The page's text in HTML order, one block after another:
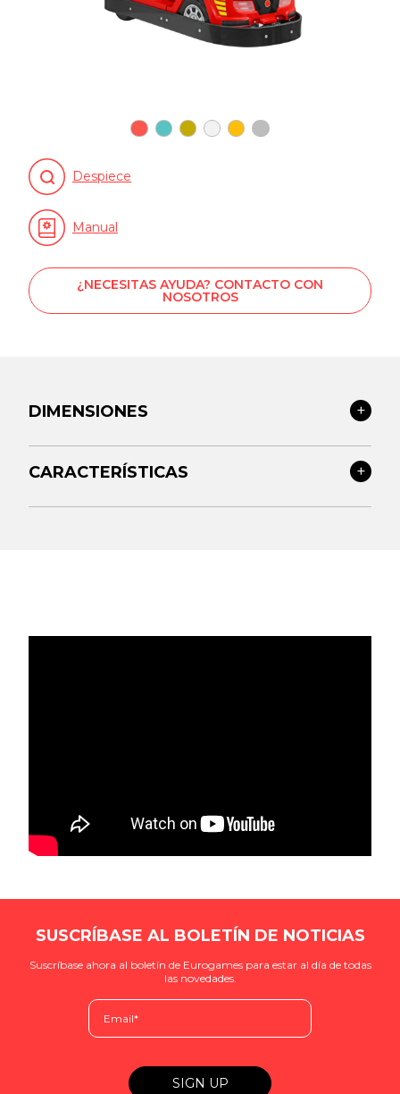
Despiece
Manual
¿NECESITAS AYUDA? CONTACTO CON
NOSOTROS
DIMENSIONES
CARACTERÍSTICAS
SUSCRÍBASE AL BOLETÍN DE NOTICIAS
Suscríbase ahora al boletín de Eurogames para estar al día de todas
las novedades.